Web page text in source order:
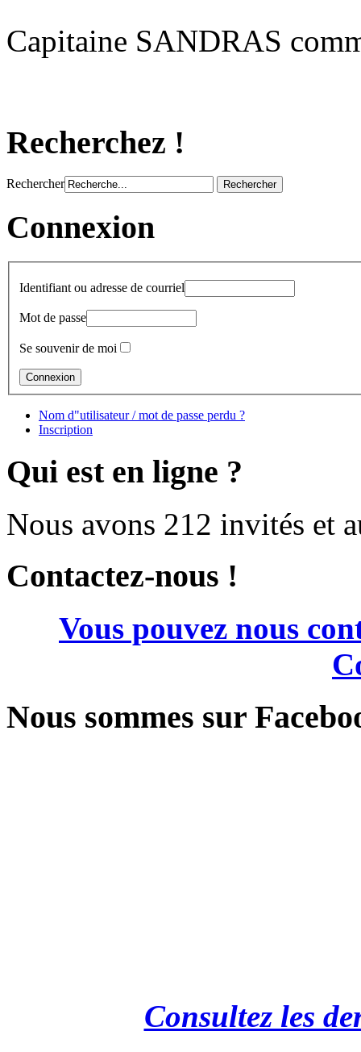
Capitaine SANDRAS
Recherchez !
Rechercher
Connexion
Identifiant ou adresse de courriel
Mot de passe
Se souvenir de moi
Nom d"utilisateur / mot de passe perdu ?
Inscription
Qui est en ligne ?
Nous avons 212 invités et
Contactez-nous !
Vous pouvez nous
Nous sommes sur
Consultez les